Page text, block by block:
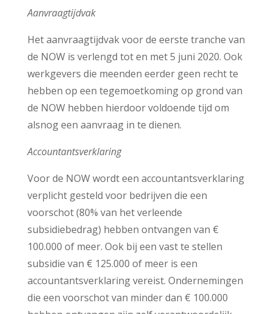
Aanvraagtijdvak
Het aanvraagtijdvak voor de eerste tranche van
de NOW is verlengd tot en met 5 juni 2020. Ook
werkgevers die meenden eerder geen recht te
hebben op een tegemoetkoming op grond van
de NOW hebben hierdoor voldoende tijd om
alsnog een aanvraag in te dienen.
Accountantsverklaring
Voor de NOW wordt een accountantsverklaring
verplicht gesteld voor bedrijven die een
voorschot (80% van het verleende
subsidiebedrag) hebben ontvangen van €
100.000 of meer. Ook bij een vast te stellen
subsidie van € 125.000 of meer is een
accountantsverklaring vereist. Ondernemingen
die een voorschot van minder dan € 100.000